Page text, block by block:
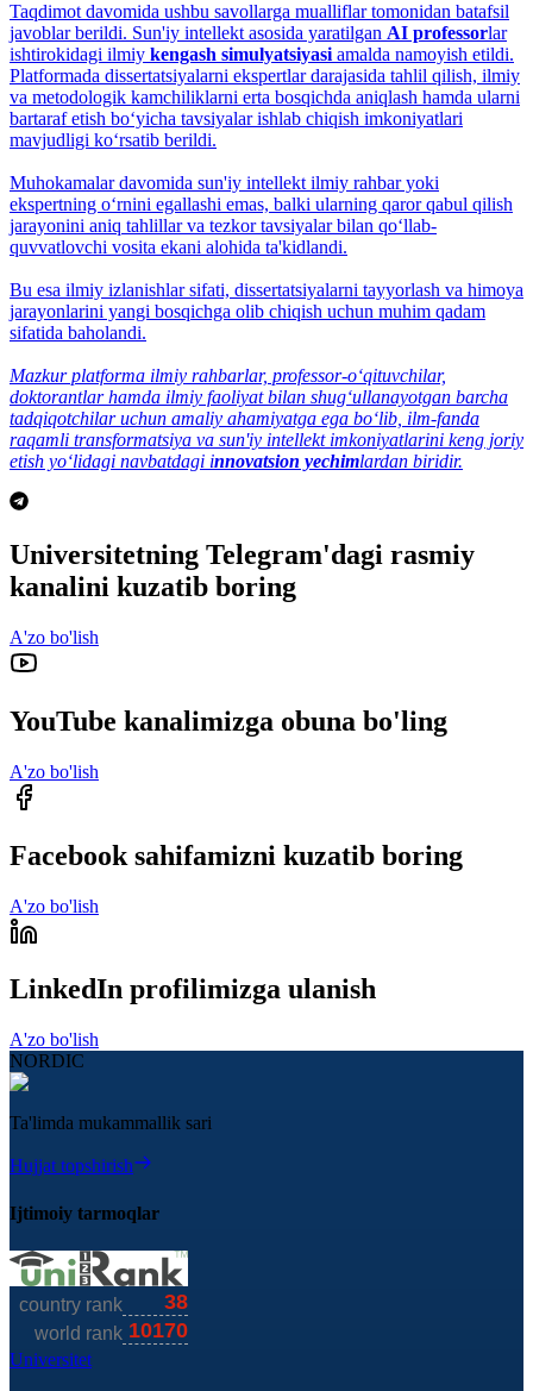
Taqdimot davomida ushbu savollarga mualliflar tomonidan batafsil
javoblar berildi. Sun'iy intellekt asosida yaratilgan AI professorlar
ishtirokidagi ilmiy kengash simulyatsiyasi amalda namoyish etildi.
Platformada dissertatsiyalarni ekspertlar darajasida tahlil qilish, ilmiy
va metodologik kamchiliklarni erta bosqichda aniqlash hamda ularni
bartaraf etish bo‘yicha tavsiyalar ishlab chiqish imkoniyatlari
mavjudligi ko‘rsatib berildi.
Muhokamalar davomida sun'iy intellekt ilmiy rahbar yoki
ekspertning o‘rnini egallashi emas, balki ularning qaror qabul qilish
jarayonini aniq tahlillar va tezkor tavsiyalar bilan qo‘llab-
quvvatlovchi vosita ekani alohida ta'kidlandi.
Bu esa ilmiy izlanishlar sifati, dissertatsiyalarni tayyorlash va himoya
jarayonlarini yangi bosqichga olib chiqish uchun muhim qadam
sifatida baholandi.
Mazkur platforma ilmiy rahbarlar, professor-o‘qituvchilar,
doktorantlar hamda ilmiy faoliyat bilan shug‘ullanayotgan barcha
tadqiqotchilar uchun amaliy ahamiyatga ega bo‘lib, ilm-fanda
raqamli transformatsiya va sun'iy intellekt imkoniyatlarini keng joriy
etish yo‘lidagi navbatdagi innovatsion yechimlardan biridir.
Universitetning Telegram'dagi rasmiy
kanalini kuzatib boring
A'zo bo'lish
YouTube kanalimizga obuna bo'ling
A'zo bo'lish
Facebook sahifamizni kuzatib boring
A'zo bo'lish
LinkedIn profilimizga ulanish
A'zo bo'lish
NORDIC
Ta'limda mukammallik sari
Hujjat topshirish
Ijtimoiy tarmoqlar
Universitet